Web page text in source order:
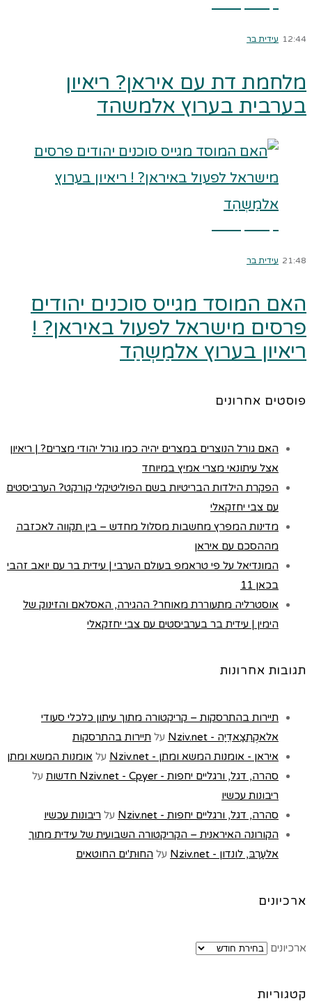
12:44 עידית בר
מלחמת דת עם איראן? ריאיון
בערבית בערוץ אלמשהד
21:48 עידית בר
האם המוסד מגייס סוכנים יהודים
פרסים מישראל לפעול באיראן? !
ריאיון בערוץ אלמַשְהַד
פוסטים אחרונים
האם גורל הנוצרים במצרים יהיה כמו גורל יהודי מצרים? | ריאיון
אצל עיתונאי מצרי אמיץ במיוחד
הפקרת הילדות הבריטיות בשם הפוליטיקלי קורקט? הערביסטים
עם צבי יחזקאלי
מדינות המפרץ מחשבות מסלול מחדש – בין תקווה לאכזבה
מההסכם עם איראן
המונדיאל על פי טראמפ בעולם הערבי | עידית בר עם יואב זהבי
בכאן 11
אוסטרליה מתעוררת מאוחר? ההגירה, האסלאם והזינוק של
הימין | עידית בר בערביסטים עם צבי יחזקאלי
תגובות אחרונות
תיירות בהתרסקות – קריקטורה מתוך עיתון כלכלי סעודי
אלאקְתִצַאדִיַה - Nziv.net
על תיירות בהתרסקות
איראן - אומנות המשא ומתן - Nziv.net
על אומנות המשא ומתן
סהרה, דגל, ורגליים יחפות - Nziv.net - Cpyer חדשות
על
ריבונות עכשיו
סהרה, דגל, ורגליים יחפות - Nziv.net
על ריבונות עכשיו
הקורונה האיראנית – הקריקטורה השבועית של עידית מתוך
אלעַרַבּ, לונדון - Nziv.net
על החוּת'ים החוטאים
ארכיונים
ארכיונים
קטגוריות